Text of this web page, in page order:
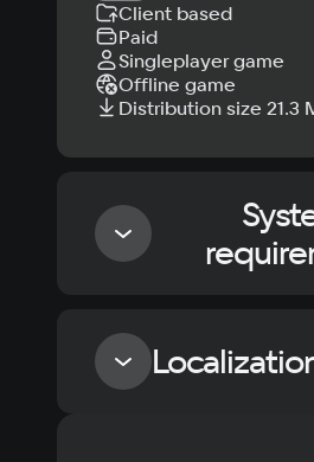
Client based
Paid
Singleplayer game
Offline game
Distribution size 21.3
Minimum